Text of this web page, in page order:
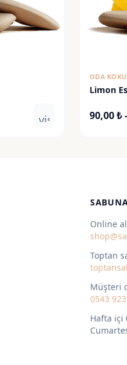
visibility
ODA
Limon
90,00₺
Online
Toptan
Müşteri
0543
Hafta içi